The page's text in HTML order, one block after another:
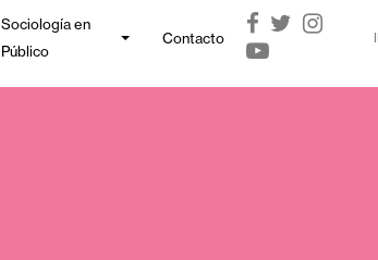
Sociología en
Público
Contacto